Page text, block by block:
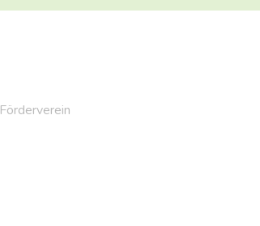
Förderverein